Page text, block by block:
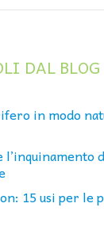
DAL BLOG
in modo
15 usi per le